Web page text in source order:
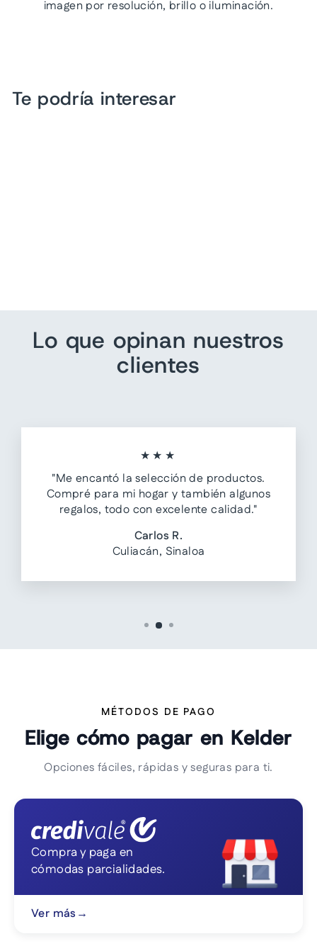
imagen por resolución, brillo o iluminación.
Te podría interesar
Lo que opinan nuestros
clientes
★★★
"Me encantó la selección de productos.
Compré para mi hogar y también algunos
regalos, todo con excelente calidad."
Carlos R.
Culiacán, Sinaloa
MÉTODOS DE PAGO
Elige cómo pagar en Kelder
Opciones fáciles, rápidas y seguras para ti.
Compra y paga en
cómodas parcialidades.
Ver más →